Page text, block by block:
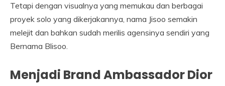
Tetapi dengan visualnya yang memukau dan berbagai
proyek solo yang dikerjakannya, nama Jisoo semakin
melejit dan bahkan sudah merilis agensinya sendiri yang
Bernama Blisoo.
Menjadi Brand Ambassador Dior